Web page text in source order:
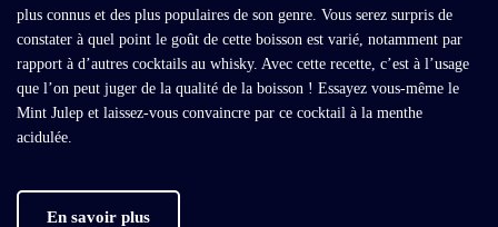
plus connus et des plus populaires de son genre. Vous serez surpris de
constater à quel point le goût de cette boisson est varié, notamment par
rapport à d’autres cocktails au whisky. Avec cette recette, c’est à l’usage
que l’on peut juger de la qualité de la boisson ! Essayez vous-même le
Mint Julep et laissez-vous convaincre par ce cocktail à la menthe
acidulée.
En savoir plus